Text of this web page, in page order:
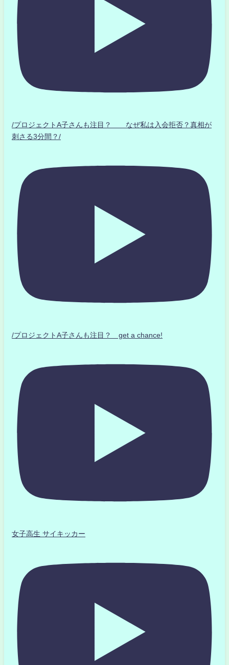
/プロジェクトA子さんも注目？ なぜ私は入会拒否？真相が
刺さる3分間？/
/プロジェクトA子さんも注目？ get a chance!
女子高生 サイキッカー